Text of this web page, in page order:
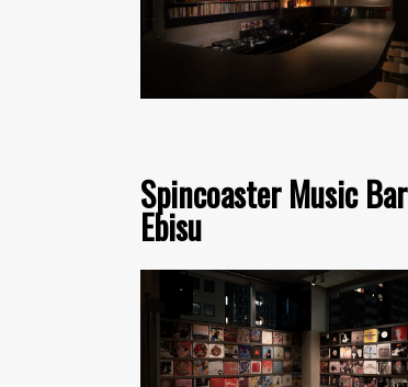
Spincoaster Music Bar
Ebisu